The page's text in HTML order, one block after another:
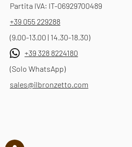
Partita IVA: IT-06929700489
+39 055 229288
(9.00-13.00 | 14.30-18.30)
+39 328 8224180
(Solo WhatsApp)
sales@ilbronzetto.com